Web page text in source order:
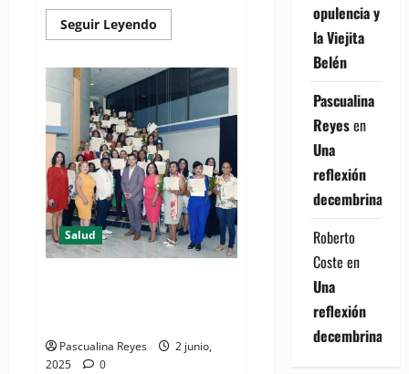
Seguir Leyendo
more
de
Juventud
la
OGTIC
anuncian
300
becas
internacionales
para
jóvenes
dominicanos
en
tecnologías
Salud
Pascualina Reyes
2 junio,
2025
0
opulencia y
la Viejita
Belén
Pascualina
Reyesen
Una
reflexión
decembrina
Roberto
Coste en
Una
reflexión
decembrina